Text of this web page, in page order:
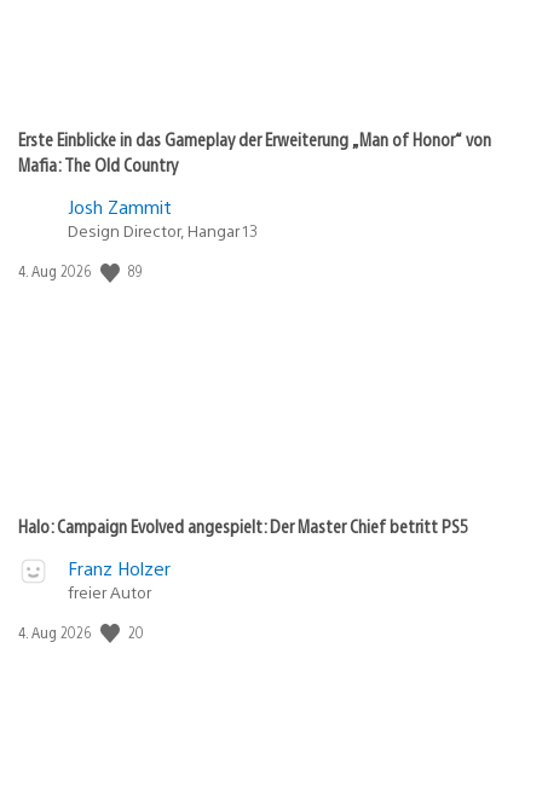
Erste Einblicke in das Gameplay der Erweiterung „Man of Honor“ von
Mafia: The Old Country
Josh Zammit
Design Director, Hangar 13
Veröffentlichungsdatum:
4. Aug 2026 89
Halo: Campaign Evolved angespielt: Der Master Chief betritt PS5
Franz Holzer
freier Autor
Veröffentlichungsdatum:
4. Aug 2026 20